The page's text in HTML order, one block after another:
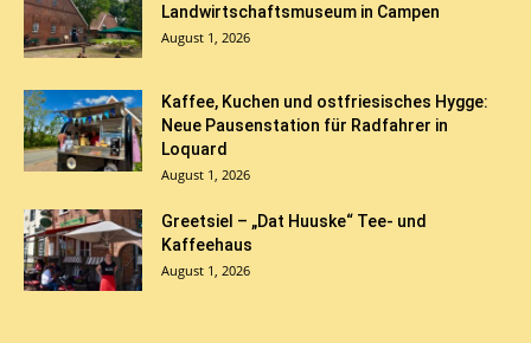
Landwirtschaftsmuseum in Campen
August 1, 2026
Kaffee, Kuchen und ostfriesisches Hygge:
Neue Pausenstation für Radfahrer in
Loquard
August 1, 2026
Greetsiel – „Dat Huuske“ Tee- und
Kaffeehaus
August 1, 2026